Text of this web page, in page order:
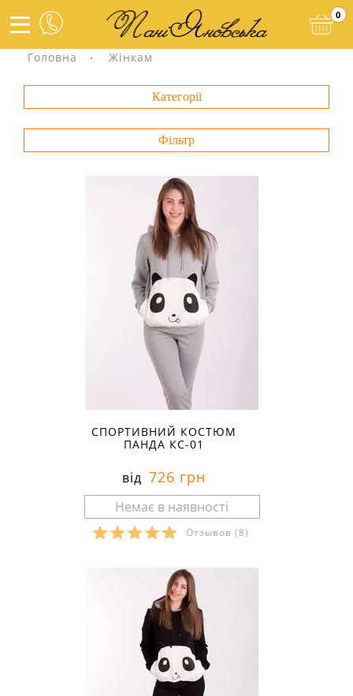
0
Головна Жінкам
Категорії
Фільтр
СПОРТИВНИЙ КОСТЮМ
ПАНДА КС-01
від 726 грн
Отзывов (8)